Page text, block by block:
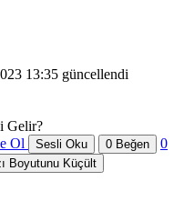
13:35 güncellendi
Ol Sesli Oku 0 Beğen
0
Boyutunu Küçült